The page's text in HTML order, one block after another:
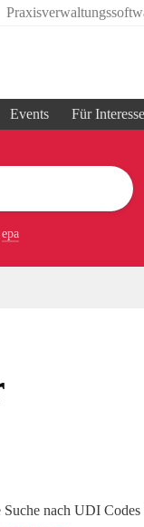
Events Für
epa
nach UDI Codes